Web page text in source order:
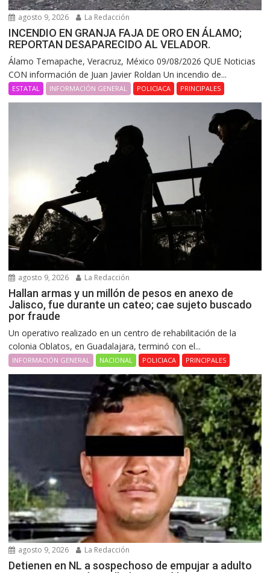
agosto 9, 2026 La Redacción
INCENDIO EN GRANJA FAJA DE ORO EN ÁLAMO;
REPORTAN DESAPARECIDO AL VELADOR.
Álamo Temapache, Veracruz, México 09/08/2026 QUE Noticias
CON información de Juan Javier Roldan Un incendio de...
ESTATAL INFORMACIÓN GENERAL POLICIACA PRINCIPALES
agosto 9, 2026 La Redacción
Hallan armas y un millón de pesos en anexo de
Jalisco, fue durante un cateo; cae sujeto buscado
por fraude
Un operativo realizado en un centro de rehabilitación de la
colonia Oblatos, en Guadalajara, terminó con el...
INFORMACIÓN GENERAL NACIONAL POLICIACA PRINCIPALES
agosto 9, 2026 La Redacción
Detienen en NL a sospechoso de empujar a adulto